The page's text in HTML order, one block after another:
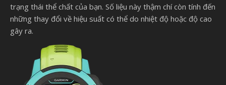
trạng thái thể chất của bạn. Số liệu này thậm chí còn tính đến
những thay đổi về hiệu suất có thể do nhiệt độ hoặc độ cao
gây ra.